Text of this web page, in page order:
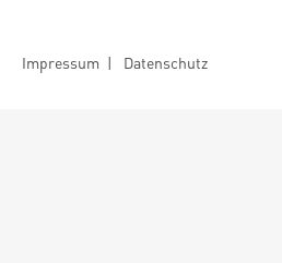
Impressum | Datenschutz